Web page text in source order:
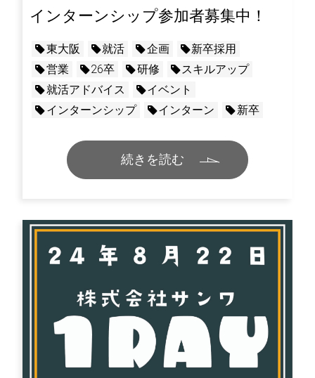
インターンシップ参加者募集中！
東大阪 就活 企画
新卒採用
営業
26卒 研修
スキルアップ
就活アドバイス
イベント
インターンシップ
インターン 新卒
続きを読む